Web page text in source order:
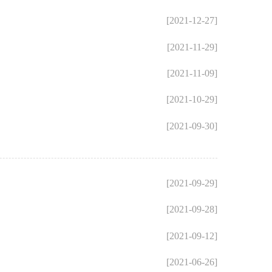
[2021-12-27]
[2021-11-29]
[2021-11-09]
[2021-10-29]
[2021-09-30]
[2021-09-29]
[2021-09-28]
[2021-09-12]
[2021-06-26]